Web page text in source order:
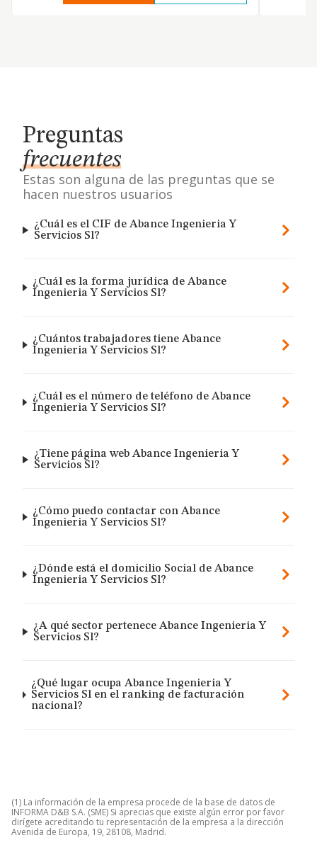
Preguntas
frecuentes
Estas son alguna de las preguntas que se
hacen nuestros usuarios
¿Cuál es el CIF de Abance Ingenieria Y
Servicios Sl?
¿Cuál es la forma jurídica de Abance
Ingenieria Y Servicios Sl?
¿Cuántos trabajadores tiene Abance
Ingenieria Y Servicios Sl?
¿Cuál es el número de teléfono de Abance
Ingenieria Y Servicios Sl?
¿Tiene página web Abance Ingenieria Y
Servicios Sl?
¿Cómo puedo contactar con Abance
Ingenieria Y Servicios Sl?
¿Dónde está el domicilio Social de Abance
Ingenieria Y Servicios Sl?
¿A qué sector pertenece Abance Ingenieria Y
Servicios Sl?
¿Qué lugar ocupa Abance Ingenieria Y
Servicios Sl en el ranking de facturación
nacional?
(1) La información de la empresa procede de la base de datos de
INFORMA D&B S.A. (SME) Si aprecias que existe algún error por favor
dirígete acreditando tu representación de la empresa a la dirección
Avenida de Europa, 19, 28108, Madrid.